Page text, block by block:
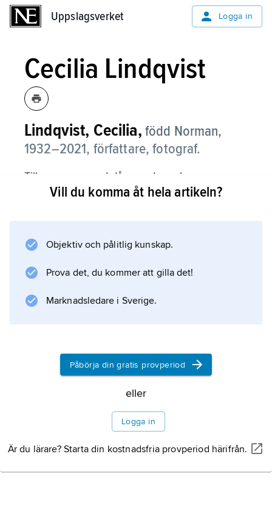
Uppslagsverket Logga in
Cecilia Lindqvist
Lindqvist, Cecilia, född Norman,
1932–2021, författare, fotograf.
Tillsammans med dåvarande maken
Sven Lindqvist
(1963),
(1964) och
(1980). I
en resa i Latinamerika.
Information om artikeln
Vill du komma åt hela artikeln?
Objektiv och pålitlig kunskap.
Prova det, du kommer att gilla det!
Marknadsledare i Sverige.
Påbörja din gratis provperiod
eller
Logga in
Är du lärare? Starta din kostnadsfria provperiod härifrån.